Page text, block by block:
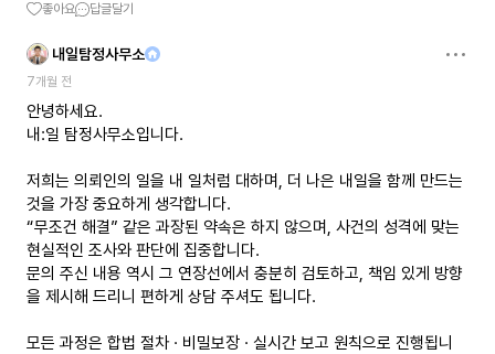
좋아요 답글달기
내일탐정사무소
7개월 전
안녕하세요.
내:일 탐정사무소입니다.
저희는 의뢰인의 일을 내 일처럼 대하며, 더 나은 내일을 함께 만드는
것을 가장 중요하게 생각합니다.
“무조건 해결” 같은 과장된 약속은 하지 않으며, 사건의 성격에 맞는
현실적인 조사와 판단에 집중합니다.
문의 주신 내용 역시 그 연장선에서 충분히 검토하고, 책임 있게 방향
을 제시해 드리니 편하게 상담 주셔도 됩니다.
모든 과정은 합법 절차 · 비밀보장 · 실시간 보고 원칙으로 진행됩니